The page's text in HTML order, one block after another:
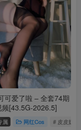
可爱了啦 – 全套74期
频[43.5G-2026.5]
属 网红Cos # 皮皮奶